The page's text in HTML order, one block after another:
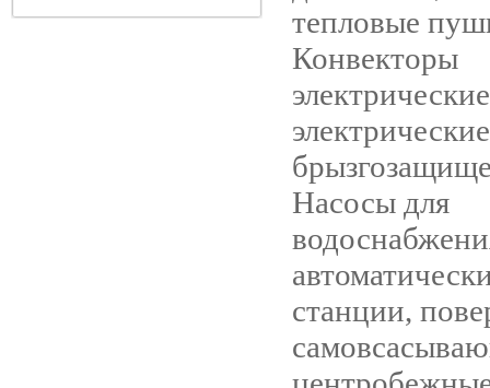
тепловые
Конвекторы
электрические
Насосы для
станции,